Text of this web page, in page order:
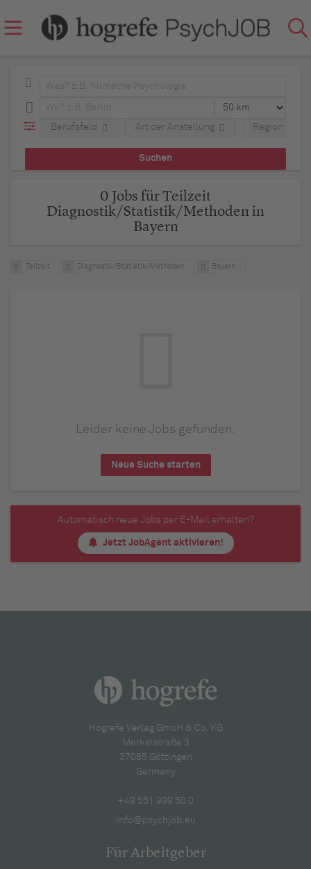
Berufsfeld Art der Anstellung Region
0 Jobs für Teilzeit
Diagnostik/Statistik/Methoden in
Bayern
Teilzeit Diagnostik/Statistik/Methoden Bayern
Leider keine Jobs gefunden.
Neue Suche starten
Automatisch neue Jobs per E-Mail erhalten?
Jetzt JobAgent aktivieren!
Hogrefe Verlag GmbH & Co. KG
Merkelstraße 3
37085 Göttingen
Germany
+49 551 999 50 0
info@psychjob.eu
Für Arbeitgeber